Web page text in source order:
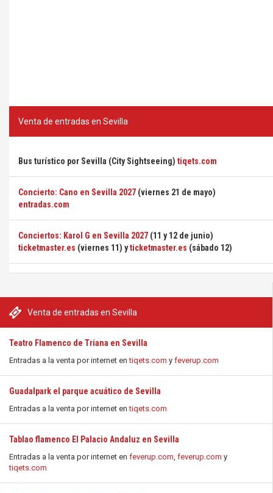
Venta de entradas en Sevilla
Teatro Flamenco de Triana en Sevilla
Entradas a la venta por internet entiqets.com y feverup.com
Guadalpark el parque acuático de Sevilla
Entradas a la venta por internet entiqets.com
Tablao flamenco El Palacio Andaluz en Sevilla
Entradas a la venta por internet en feverup.com, feverup.com y
tiqets.com
Venta de entradas en Sevilla
Bus turístico por Sevilla (City Sightseeing) tiqets.com
Concierto: Cano en Sevilla 2027 (viernes 21 de mayo)
entradas.com
Conciertos: Karol G en Sevilla 2027 (11 y 12 de junio)
ticketmaster.es (viernes 11) yticketmaster.es (sábado 12)